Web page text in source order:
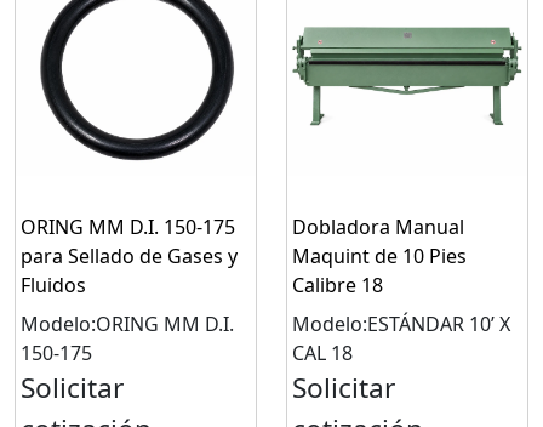
ORING MM D.I. 150-175
para Sellado de Gases y
Fluidos
Modelo:ORING MM D.I.
150-175
Solicitar
Dobladora Manual
Maquint de 10 Pies
Calibre 18
Modelo:ESTÁNDAR 10’ X
CAL 18
Solicitar